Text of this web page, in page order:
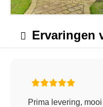
Ervaringen
Prima levering,